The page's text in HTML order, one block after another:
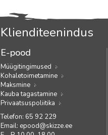
Klienditeenindus
E-pood
Müügitingimused
Kohaletoimetamine
Maksmine
Kauba tagastamine
Privaatsuspoliitika
Telefon: 65 92 229
Email: epood@skizze.ee